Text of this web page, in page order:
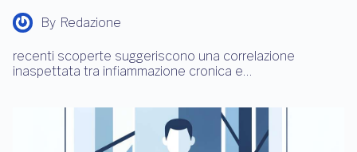
By Redazione
recenti scoperte suggeriscono una correlazione
inaspettata tra infiammazione cronica e…